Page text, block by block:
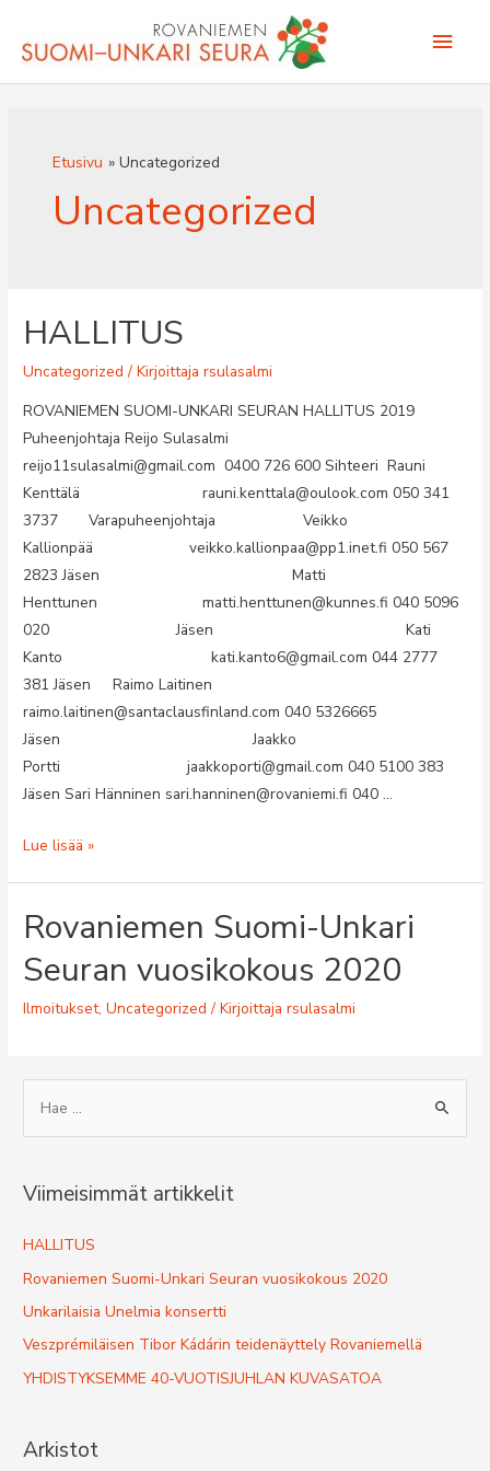
sisältöön
Etusivu Uncategorized
Uncategorized
HALLITUS
Uncategorized / Kirjoittajarsulasalmi
ROVANIEMEN SUOMI-UNKARI SEURAN HALLITUS 2019
Puheenjohtaja Reijo Sulasalmi
reijo11sulasalmi@gmail.com 0400 726 600 Sihteeri Rauni
Kenttälä rauni.kenttala@oulook.com 050 341
3737 Varapuheenjohtaja Veikko
Kallionpää veikko.kallionpaa@pp1.inet.fi 050 567
2823 Jäsen Matti
Henttunen matti.henttunen@kunnes.fi 040 5096
020 Jäsen Kati
Kanto kati.kanto6@gmail.com 044 2777
381 Jäsen Raimo Laitinen
raimo.laitinen@santaclausfinland.com 040 5326665
Jäsen Jaakko
Portti jaakkoporti@gmail.com 040 5100 383
Jäsen Sari Hänninen sari.hanninen@rovaniemi.fi 040 …
HALLITUS
Lue lisää »
Rovaniemen Suomi-Unkari
Seuran vuosikokous 2020
Ilmoitukset,Uncategorized / Kirjoittajarsulasalmi
r
h
f
Viimeisimmät artikkelit
HALLITUS
Rovaniemen Suomi-Unkari Seuran vuosikokous 2020
Unkarilaisia Unelmia konsertti
Veszprémiläisen Tibor Kádárin teidenäyttely Rovaniemellä
YHDISTYKSEMME 40-VUOTISJUHLAN KUVASATOA
Arkistot